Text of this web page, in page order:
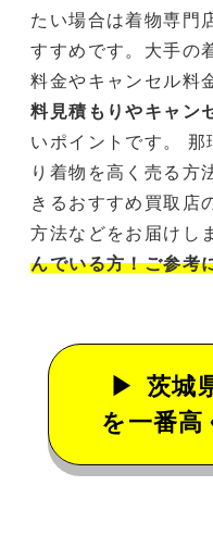
たい場合は着物専門
すすめです。大手の
料金やキャンセル料
料見積もりやキャン
いポイントです。 那
り着物を高く売る方
きるおすすめ買取店
方法などをお届けし
んでいる方！ご参考
茨城
を一番高